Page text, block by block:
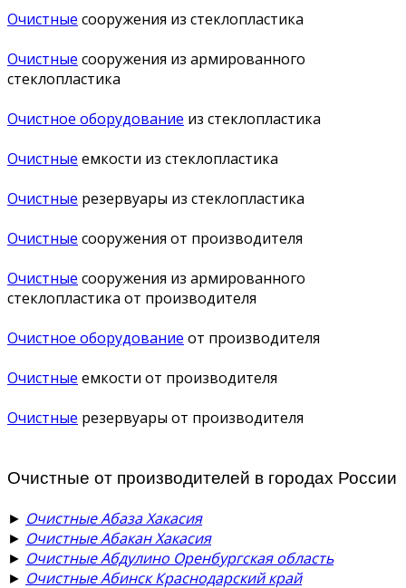
Очистные сооружения из стеклопластика
Очистные сооружения из армированного
стеклопластика
Очистное оборудование из стеклопластика
Очистные емкости из стеклопластика
Очистные резервуары из стеклопластика
Очистные сооружения от производителя
Очистные сооружения из армированного
стеклопластика от производителя
Очистное оборудование от производителя
Очистные емкости от производителя
Очистные резервуары от производителя
Очистные от производителей в городах России
► Очистные Абаза Хакасия
► Очистные Абакан Хакасия
► Очистные Абдулино Оренбургская область
► Очистные Абинск Краснодарский край